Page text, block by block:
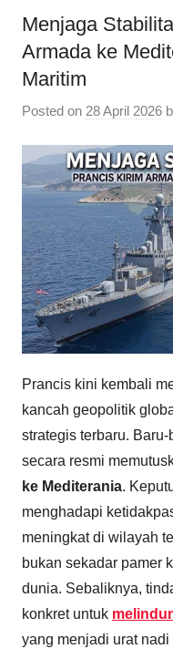
Menjaga
Armada ke
Maritim
Posted on 28 April 2026
Prancis kini kembali
kancah geopolitik
strategis terbaru.
secara resmi
ke Mediterania.
menghadapi
meningkat di wilayah
bukan sekadar pamer
dunia. Sebaliknya,
konkret untuk
yang menjadi urat